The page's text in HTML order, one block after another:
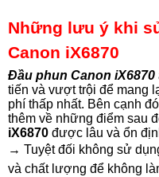
Những lưu ý khi
Canon iX6870
Đầu phun Canon iX6870
tiến và vượt trội để mang
phí thấp nhất. Bên cạnh
thêm về những điểm sau
iX6870 được lâu và ổn
→ Tuyệt đối không sử
và chất lượng để không